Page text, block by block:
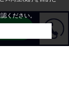
合せ
ください。